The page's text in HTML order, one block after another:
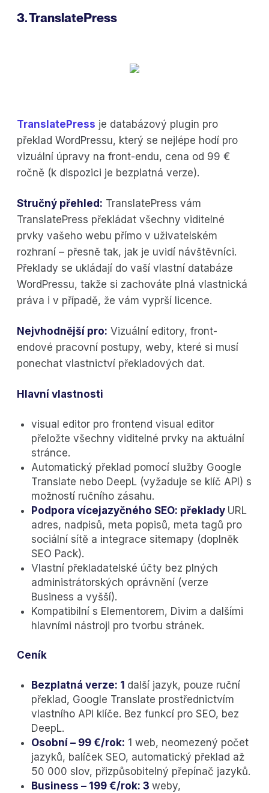
3. TranslatePress
TranslatePress je databázový plugin pro
překlad WordPressu, který se nejlépe hodí pro
vizuální úpravy na front-endu, cena od 99 €
ročně (k dispozici je bezplatná verze).
Stručný přehled: TranslatePress vám
TranslatePress překládat všechny viditelné
prvky vašeho webu přímo v uživatelském
rozhraní – přesně tak, jak je uvidí návštěvníci.
Překlady se ukládají do vaší vlastní databáze
WordPressu, takže si zachováte plná vlastnická
práva i v případě, že vám vyprší licence.
Nejvhodnější pro: Vizuální editory, front-
endové pracovní postupy, weby, které si musí
ponechat vlastnictví překladových dat.
Hlavní vlastnosti
visual editor pro frontend visual editor
přeložte všechny viditelné prvky na aktuální
stránce.
Automatický překlad pomocí služby Google
Translate nebo DeepL (vyžaduje se klíč API) s
možností ručního zásahu.
Podpora vícejazyčného SEO: překlady URL
adres, nadpisů, meta popisů, meta tagů pro
sociální sítě a integrace sitemapy (doplněk
SEO Pack).
Vlastní překladatelské účty bez plných
administrátorských oprávnění (verze
Business a vyšší).
Kompatibilní s Elementorem, Divim a dalšími
hlavními nástroji pro tvorbu stránek.
Ceník
Bezplatná verze: 1 další jazyk, pouze ruční
překlad, Google Translate prostřednictvím
vlastního API klíče. Bez funkcí pro SEO, bez
DeepL.
Osobní – 99 €/rok: 1 web, neomezený počet
jazyků, balíček SEO, automatický překlad až
50 000 slov, přizpůsobitelný přepínač jazyků.
Business – 199 €/rok: 3 weby,